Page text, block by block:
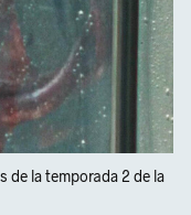
de la temporada 2 de la